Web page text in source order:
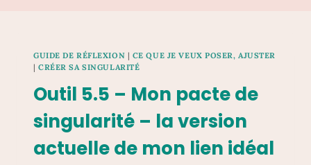
GUIDE DE RÉFLEXION | CE QUE JE VEUX POSER, AJUSTER
|CRÉER SA SINGULARITÉ
Outil 5.5 – Mon pacte de
singularité – la version
actuelle de mon lien idéal